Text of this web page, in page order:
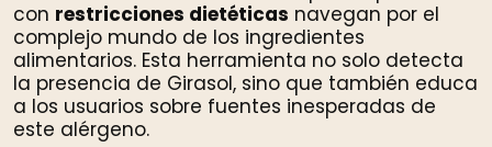
con restricciones dietéticas navegan por el
complejo mundo de los ingredientes
alimentarios. Esta herramienta no solo detecta
la presencia de Girasol, sino que también educa
a los usuarios sobre fuentes inesperadas de
este alérgeno.